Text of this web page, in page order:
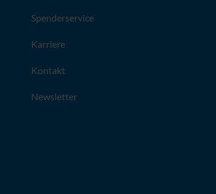
Spenderservice
Karriere
Kontakt
Newsletter